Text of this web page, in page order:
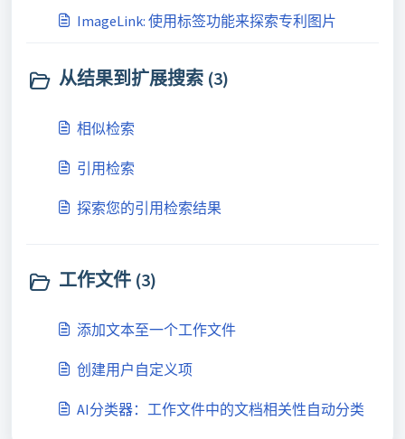
ImageLink: 使用标签功能来探索专利图片
从结果到扩展搜索 (3)
相似检索
引用检索
探索您的引用检索结果
工作文件 (3)
添加文本至一个工作文件
创建用户自定义项
AI分类器：工作文件中的文档相关性自动分类